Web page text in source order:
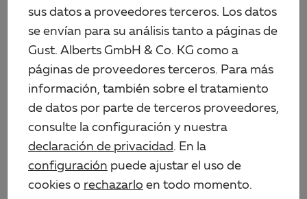
sus datos a proveedores terceros. Los datos
se envían para su análisis tanto a páginas de
Gust. Alberts GmbH & Co. KG como a
páginas de proveedores terceros. Para más
información, también sobre el tratamiento
de datos por parte de terceros proveedores,
consulte la configuración y nuestra
declaración de privacidad. En la
configuración puede ajustar el uso de
cookies o rechazarlo en todo momento.